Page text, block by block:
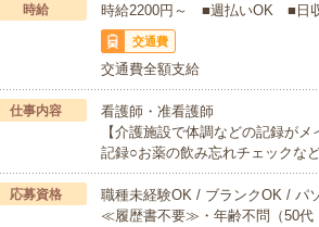
時給 時給2200円～ ■週払いOK ■日
交通費
交通費全額支給
仕事内容
看護師・准看護師
【介護施設で体調などの記録が
記録○お薬の飲み忘れチェック
応募資格
職種未経験OK / ブランクOK / パ
≪履歴書不要≫・年齢不問（50代